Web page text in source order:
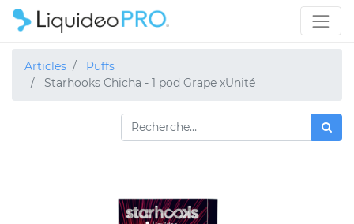
Articles
Puffs
Starhooks Chicha - 1 pod Grape xUnité